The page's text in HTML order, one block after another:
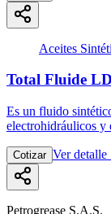
Aceites
Total Fluide
Es un fluido
electrohidráulicos
Cotizar Ver detalle
Petrogrease S.A.S.